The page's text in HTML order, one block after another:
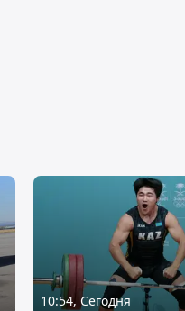
10:54, Сегодня